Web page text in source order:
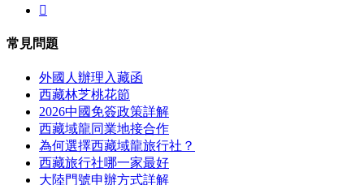

常見問題
外國人辦理入藏函
西藏林芝桃花節
2026中國免簽政策詳解
西藏域龍同業地接合作
為何選擇西藏域龍旅行社？
西藏旅行社哪一家最好
大陸門號申辦方式詳解